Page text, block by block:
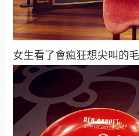
女生看了會瘋狂想尖叫的